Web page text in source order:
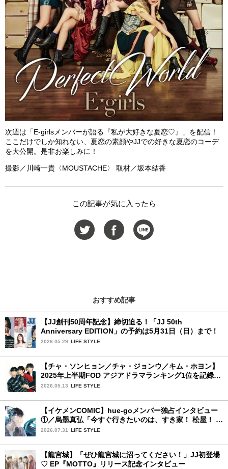
次週は「E-girlsメンバーが語る『私が大好きな夏恋♡』」を配信！
ここだけでしか知れない、夏恋の素顔やJJでの好きな夏恋のコーデ
を大公開。是非お楽しみに！
撮影／川崎一貴〈MOUSTACHE〉 取材／坂本結香
この記事が気に入ったら
おすすめ記事
【JJ創刊50周年記念】締切迫る！「JJ 50th
Anniversary EDITION」の予約は5月31日（日）まで！
2026.05.29 LIFE STYLE
【チャ・ソンヒョン／チャ・ジョンウ／キム・ホヨン】
2025年上半期FOD アジアドラマランキング1位を記録！
韓国BLドラマ「秘密の間柄」出演の3人に来日記念イン
2026.05.13 LIFE STYLE
【イケメンCOMIC】hue-goメンバー独占インタビュー
①／烏墨真弘「今すぐ行きたいのは、すき家！ 松屋！ ミ
スド！」
2026.07.31 LIFE STYLE
【龍宮城】「ぜひ龍宮城に沼ってください！」JJ初登場
♡ EP『MOTTO』リリース記念インタビュー